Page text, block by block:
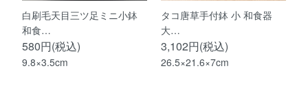
白刷毛天目三ツ足ミニ小鉢
和食…
580円(税込)
9.8×3.5cm
タコ唐草手付鉢 小 和食器
大…
3,102円(税込)
26.5×21.6×7cm